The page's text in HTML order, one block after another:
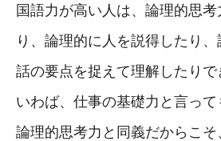
国語力が高い人は、論理的思考
り、論理的に人を説得したり
話の要点を捉えて理解したりで
いわば、仕事の基礎力と言っ
論理的思考力と同義だからこ